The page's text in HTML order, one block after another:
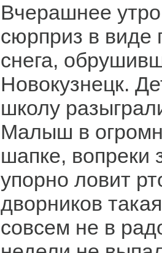
Вчерашнее
сюрприз в виде
снега,
Новокузнецк.
школу
Малыш в
шапке,
упорно ловит
дворников
совсем не в